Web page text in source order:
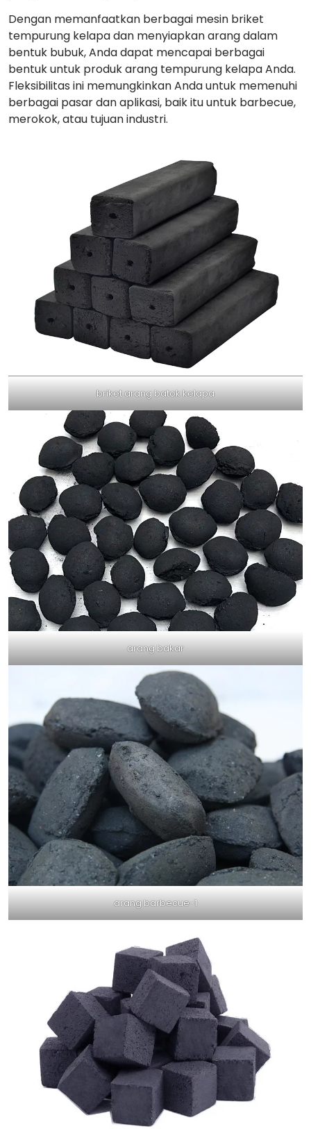
Dengan memanfaatkan berbagai mesin briket
tempurung kelapa dan menyiapkan arang dalam
bentuk bubuk, Anda dapat mencapai berbagai
bentuk untuk produk arang tempurung kelapa Anda.
Fleksibilitas ini memungkinkan Anda untuk memenuhi
berbagai pasar dan aplikasi, baik itu untuk barbecue,
merokok, atau tujuan industri.
briket arang batok kelapa
arang bakar
arang barbecue-1